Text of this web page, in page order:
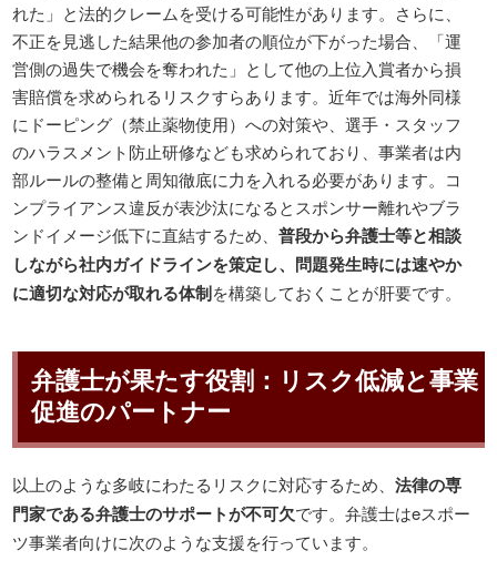
れた」と法的クレームを受ける可能性があります。さらに、
不正を見逃した結果他の参加者の順位が下がった場合、「運
営側の過失で機会を奪われた」として他の上位入賞者から損
害賠償を求められるリスクすらあります。近年では海外同様
にドーピング（禁止薬物使用）への対策や、選手・スタッフ
のハラスメント防止研修なども求められており、事業者は内
部ルールの整備と周知徹底に力を入れる必要があります。コ
ンプライアンス違反が表沙汰になるとスポンサー離れやブラ
ンドイメージ低下に直結するため、普段から弁護士等と相談
しながら社内ガイドラインを策定し、問題発生時には速やか
に適切な対応が取れる体制を構築しておくことが肝要です。
弁護士が果たす役割：リスク低減と事業
促進のパートナー
以上のような多岐にわたるリスクに対応するため、法律の専
門家である弁護士のサポートが不可欠です。弁護士はeスポー
ツ事業者向けに次のような支援を行っています。